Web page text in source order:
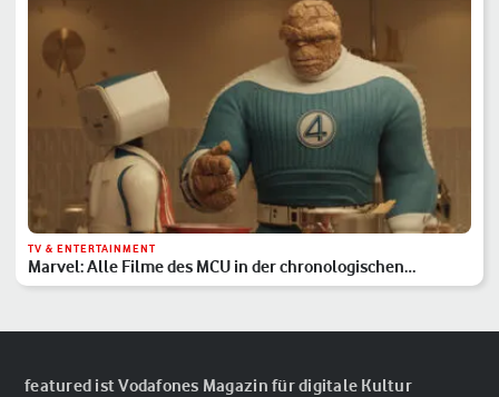
TV & ENTERTAINMENT
Marvel: Alle Filme des MCU in der chronologischen
Reihenfolge
featured ist Vodafones Magazin für digitale Kultur